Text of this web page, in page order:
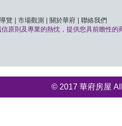
覽 市場觀測 關於華府
聯絡我們
原則及專業的熱忱，提供您具前瞻性的
© 2017 華府房屋